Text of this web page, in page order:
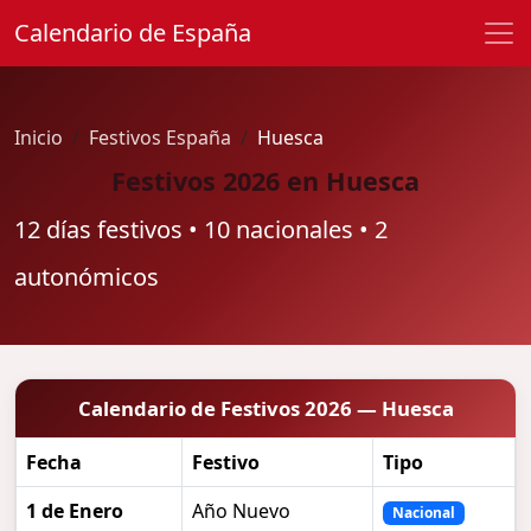
Calendario de España
Inicio Festivos España Huesca
Festivos 2026 en Huesca
12 días festivos • 10 nacionales • 2
autonómicos
Calendario de Festivos 2026 — Huesca
Fecha Festivo
Tipo
1 de Enero
Año Nuevo Nacional